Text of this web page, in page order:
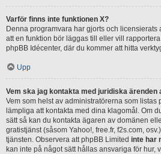
Varför finns inte funktionen X?
Denna programvara har gjorts och licensierats
att en funktion bör läggas till eller vill
phpBB Idécenter, där du kommer att hitta
Upp
Vem ska jag kontakta med juridiska ärenden
Vem som helst av administratörerna som listas
lämpliga att kontakta med dina klagomål. Om
sätt så kan du kontakta ägaren av domänen
gratistjänst (såsom Yahoo!, free.fr, f2s.com,
tjänsten. Observera att phpBB Limited inte har
kan inte på något sätt hållas ansvariga för hur,